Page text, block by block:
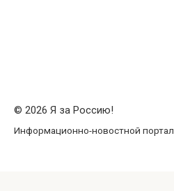
© 2026 Я за Россию!
Информационно-новостной портал